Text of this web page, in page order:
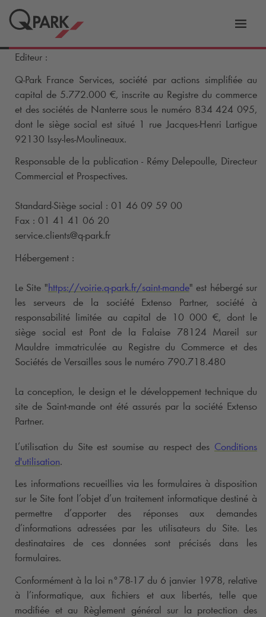
vers
Editeur :
Q-Park France Services, société par actions simplifiée au
capital de 5.772.000 €, inscrite au Registre du commerce
et des sociétés de Nanterre sous le numéro 834 424 095,
dont le siège social est situé 1 rue Jacques-Henri Lartigue
92130 Issy-les-Moulineaux.
Responsable de la publication - Rémy Delepoulle, Directeur
Commercial et Prospectives.
Standard-Siège social : 01 46 09 59 00
Fax : 01 41 41 06 20
service.clients@q-park.fr
Hébergement :
Le Site "https://voirie.q-park.fr/saint-mande" est hébergé sur
les serveurs de la société Extenso Partner, société à
responsabilité limitée au capital de 10 000 €, dont le
siège social est Pont de la Falaise 78124 Mareil sur
Mauldre immatriculée au Registre du Commerce et des
Sociétés de Versailles sous le numéro 790.718.480
La conception, le design et le développement technique du
site de Saint-mande ont été assurés par la société Extenso
Partner.
L’utilisation du Site est soumise au respect des Conditions
d'utilisation.
Les informations recueillies via les formulaires à disposition
sur le Site font l’objet d’un traitement informatique destiné à
permettre d’apporter des réponses aux demandes
d’informations adressées par les utilisateurs du Site. Les
destinataires de ces données sont précisés dans les
formulaires.
Conformément à la loi n°78-17 du 6 janvier 1978, relative
à l’informatique, aux fichiers et aux libertés, telle que
modifiée et au Règlement général sur la protection des